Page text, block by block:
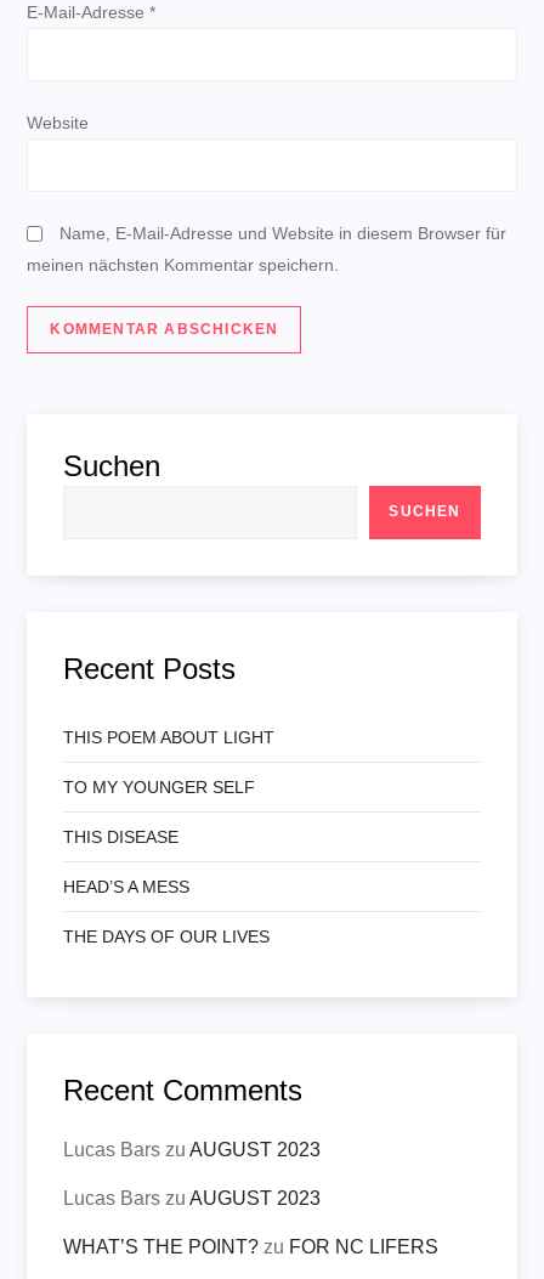
E-Mail-Adresse*
Website
Name, E-Mail-Adresse und Website in diesem Browser für
meinen nächsten Kommentar speichern.
Suchen
SUCHEN
Recent Posts
THIS POEM ABOUT LIGHT
TO MY YOUNGER SELF
THIS DISEASE
HEAD’S A MESS
THE DAYS OF OUR LIVES
Recent Comments
Lucas Bars zuAUGUST 2023
Lucas Bars zuAUGUST 2023
WHAT’S THE POINT? zu FOR NC LIFERS